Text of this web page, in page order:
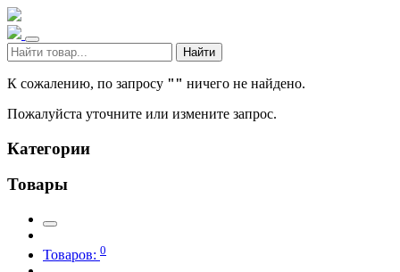
Найти
К сожалению, по запросу "" ничего не найдено.
Пожалуйста уточните или измените запрос.
Категории
Товары
Товаров: 0